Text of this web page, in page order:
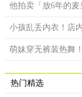
他拍卖「放6年的
小孩乱丢内衣！店
萌妹穿无裤装热舞
热门精选